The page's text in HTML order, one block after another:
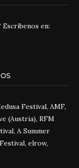
en:
Festival, AMF,
(Austria), RFM
A Summer
elrow,